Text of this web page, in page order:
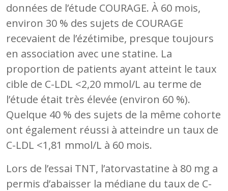
données de l’étude COURAGE. À 60 mois,
environ 30 % des sujets de COURAGE
recevaient de l’ézétimibe, presque toujours
en association avec une statine. La
proportion de patients ayant atteint le taux
cible de C-LDL <2,20 mmol/L au terme de
l’étude était très élevée (environ 60 %).
Quelque 40 % des sujets de la même cohorte
ont également réussi à atteindre un taux de
C-LDL <1,81 mmol/L à 60 mois.
Lors de l’essai TNT, l’atorvastatine à 80 mg a
permis d’abaisser la médiane du taux de C-